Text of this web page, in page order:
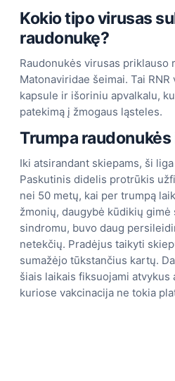
Kokio tipo virusas
raudonukę?
Raudonukės virusas priklauso
Matonaviridae šeimai. Tai
kapsule ir išoriniu apvalkalu,
patekimą į žmogaus ląsteles.
Trumpa
Iki atsirandant skiepams, ši
Paskutinis didelis protrūkis
nei 50 metų, kai per trumpą
žmonių, daugybė kūdikių
sindromu, buvo daug
netekčių. Pradėjus taikyti
sumažėjo tūkstančius kartų.
šiais laikais fiksuojami atvykus
kuriose vakcinacija ne tokia